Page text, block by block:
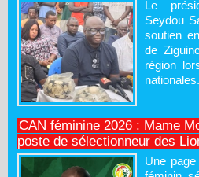
Le
Seydou
soutien
de
région
CAN féminine 2026 : Mame
poste de sélectionneur des
Une